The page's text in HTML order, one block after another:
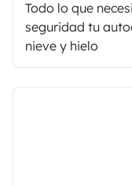
Todo lo que
seguridad tu
nieve y hielo